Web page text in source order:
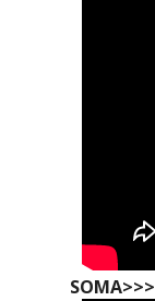
SOMA>>>